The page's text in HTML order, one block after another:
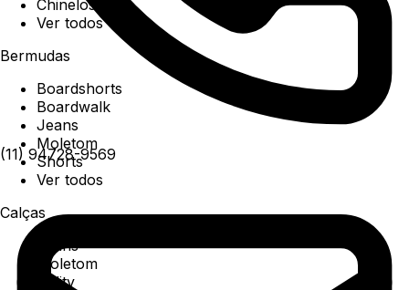
(11) 94728-9569
Chinelos
Ver todos
Bermudas
Boardshorts
Boardwalk
Jeans
Moletom
Shorts
Ver todos
Calças
Jeans
Moletom
Utility